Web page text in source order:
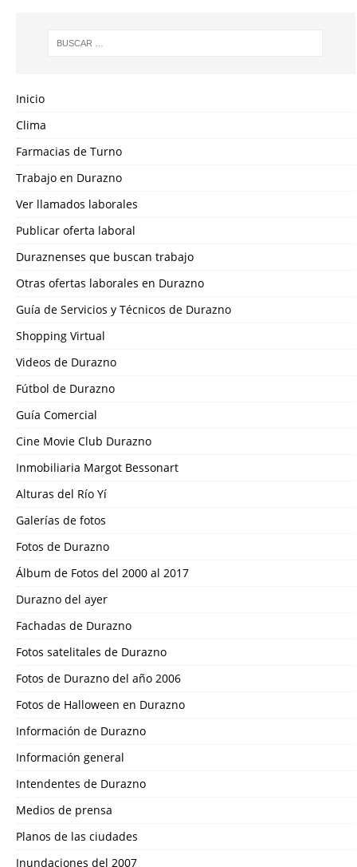
Inicio
Clima
Farmacias de Turno
Trabajo en Durazno
Ver llamados laborales
Publicar oferta laboral
Duraznenses que buscan trabajo
Otras ofertas laborales en Durazno
Guía de Servicios y Técnicos de Durazno
Shopping Virtual
Videos de Durazno
Fútbol de Durazno
Guía Comercial
Cine Movie Club Durazno
Inmobiliaria Margot Bessonart
Alturas del Río Yí
Galerías de fotos
Fotos de Durazno
Álbum de Fotos del 2000 al 2017
Durazno del ayer
Fachadas de Durazno
Fotos satelitales de Durazno
Fotos de Durazno del año 2006
Fotos de Halloween en Durazno
Información de Durazno
Información general
Intendentes de Durazno
Medios de prensa
Planos de las ciudades
Inundaciones del 2007